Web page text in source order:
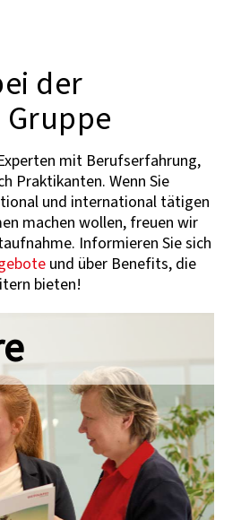
der
Gruppe
mit Berufserfahrung,
Praktikanten. Wenn Sie
und international tätigen
machen wollen, freuen wir
Informieren Sie sich
und über Benefits, die
bieten!